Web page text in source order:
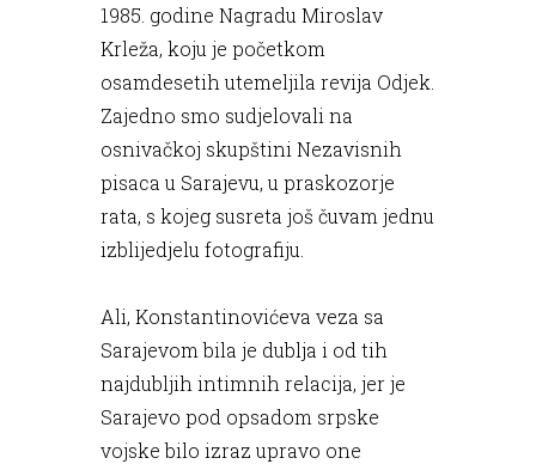
1985. godine Nagradu Miroslav
Krleža, koju je početkom
osamdesetih utemeljila revija Odjek.
Zajedno smo sudjelovali na
osnivačkoj skupštini Nezavisnih
pisaca u Sarajevu, u praskozorje
rata, s kojeg susreta još čuvam jednu
izblijedjelu fotografiju.
Ali, Konstantinovićeva veza sa
Sarajevom bila je dublja i od tih
najdubljih intimnih relacija, jer je
Sarajevo pod opsadom srpske
vojske bilo izraz upravo one